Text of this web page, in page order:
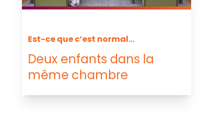
Est-ce que c’est normal...
Deux enfants dans la
même chambre